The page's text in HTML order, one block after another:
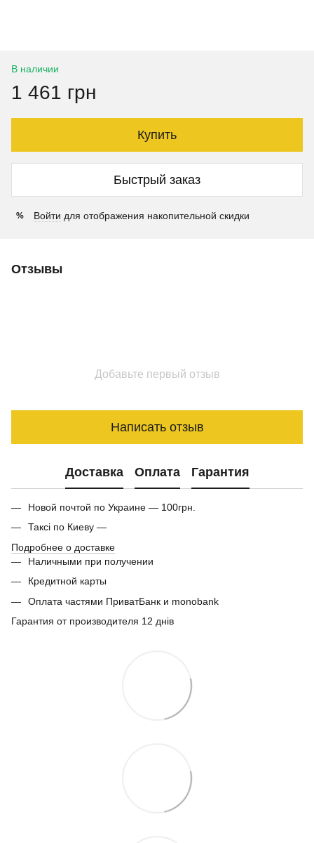
В наличии
1 461 грн
Купить
Быстрый заказ
% Войти для отображения накопительной скидки
Отзывы
Добавьте первый отзыв
Написать отзыв
Доставка Оплата Гарантия
Новой почтой по Украине — 100грн.
Таксі по Киеву —
Подробнее о доставке
Наличными при получении
Кредитной карты
Оплата частями ПриватБанк и monobank
Гарантия от производителя 12 днів